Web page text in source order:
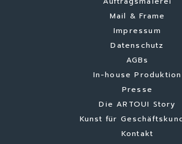
Mail & Frame
Impressum
Datenschutz
AGBs
In-house Produktion
Presse
Die ARTOUI Story
Kunst für
Kontakt